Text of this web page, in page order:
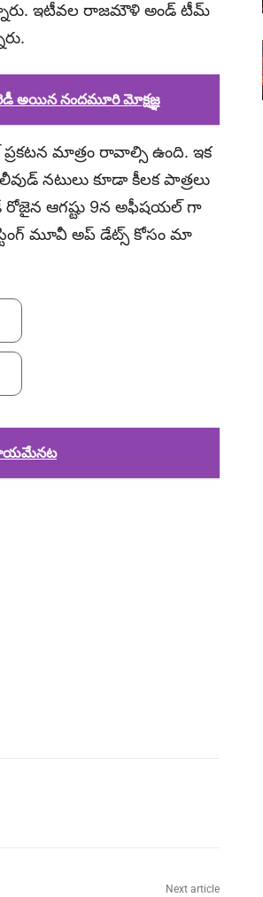
ఇటీవల రాజమౌళి అండ్ టీమ్
అయిన నందమూరి మోక్షజ్ఞ
మాత్రం రావాల్సి ఉంది. ఇక
నటులు కూడా కీలక పాత్రలు
రోజైన ఆగష్టు 9న అఫీషయల్ గా
మూవీ అప్ డేట్స్ కోసం మా
ఖాయమేనట
Next article